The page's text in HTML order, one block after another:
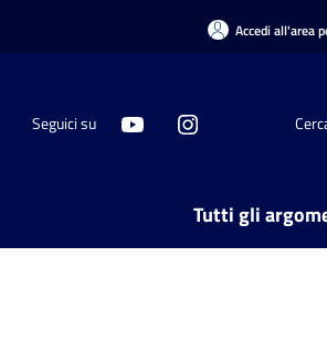
Accedi all'area
Seguici su
Tutti gli